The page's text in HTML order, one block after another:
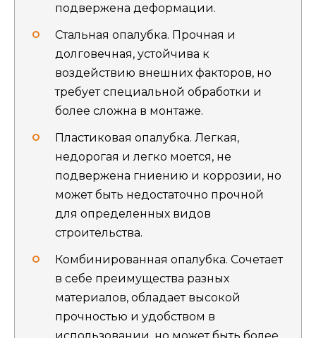
подвержена деформации.
Стальная опалубка. Прочная и
долговечная, устойчива к
воздействию внешних факторов, но
требует специальной обработки и
более сложна в монтаже.
Пластиковая опалубка. Легкая,
недорогая и легко моется, не
подвержена гниению и коррозии, но
может быть недостаточно прочной
для определенных видов
строительства.
Комбинированная опалубка. Сочетает
в себе преимущества разных
материалов, обладает высокой
прочностью и удобством в